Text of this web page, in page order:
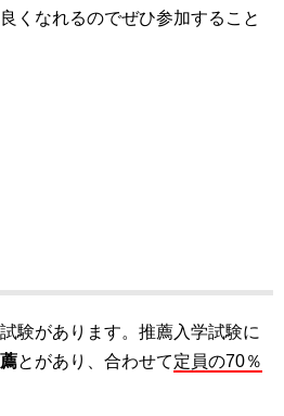
くなれるのでぜひ参加すること
験があります。推薦入学試験に
とがあり、合わせて定員の70％